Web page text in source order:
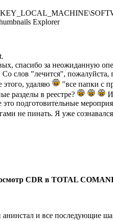
Explorer
спасибо за неожиданную
Со слов "лечится",
этого, удаляю
"все папки с
разделы в реестре?
И
это подготовительные
не пинать. Я уже
CDR в TOTAL
и все последующие